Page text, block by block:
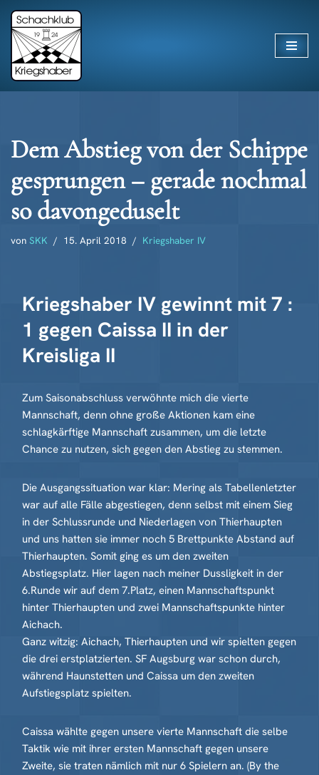
Zum
Inhalt
springen
Dem Abstieg von der Schippe
gesprungen – gerade nochmal
so davongeduselt
von SKK 15. April 2018 Kriegshaber IV
Kriegshaber IV gewinnt mit 7 :
1 gegen Caissa II in der
Kreisliga II
Zum Saisonabschluss verwöhnte mich die vierte
Mannschaft, denn ohne große Aktionen kam eine
schlagkärftige Mannschaft zusammen, um die letzte
Chance zu nutzen, sich gegen den Abstieg zu stemmen.
Die Ausgangssituation war klar: Mering als Tabellenletzter
war auf alle Fälle abgestiegen, denn selbst mit einem Sieg
in der Schlussrunde und Niederlagen von Thierhaupten
und uns hatten sie immer noch 5 Brettpunkte Abstand auf
Thierhaupten. Somit ging es um den zweiten
Abstiegsplatz. Hier lagen nach meiner Dussligkeit in der
6.Runde wir auf dem 7.Platz, einen Mannschaftspunkt
hinter Thierhaupten und zwei Mannschaftspunkte hinter
Aichach.
Ganz witzig: Aichach, Thierhaupten und wir spielten gegen
die drei erstplatzierten. SF Augsburg war schon durch,
während Haunstetten und Caissa um den zweiten
Aufstiegsplatz spielten.
Caissa wählte gegen unsere vierte Mannschaft die selbe
Taktik wie mit ihrer ersten Mannschaft gegen unsere
Zweite, sie traten nämlich mit nur 6 Spielern an. (By the